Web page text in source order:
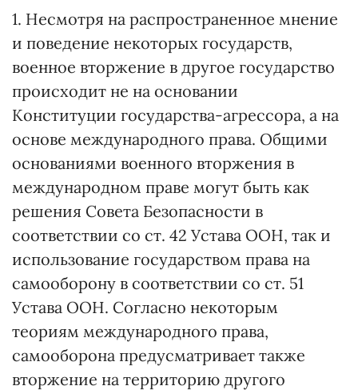
1. Несмотря на распространенное мнение
и поведение некоторых государств,
военное вторжение в другое государство
происходит не на основании
Конституции государства-агрессора, а на
основе международного права. Общими
основаниями военного вторжения в
международном праве могут быть как
решения Совета Безопасности в
соответствии со ст. 42 Устава ООН, так и
использование государством права на
самооборону в соответствии со ст. 51
Устава ООН. Согласно некоторым
теориям международного права,
самооборона предусматривает также
вторжение на территорию другого